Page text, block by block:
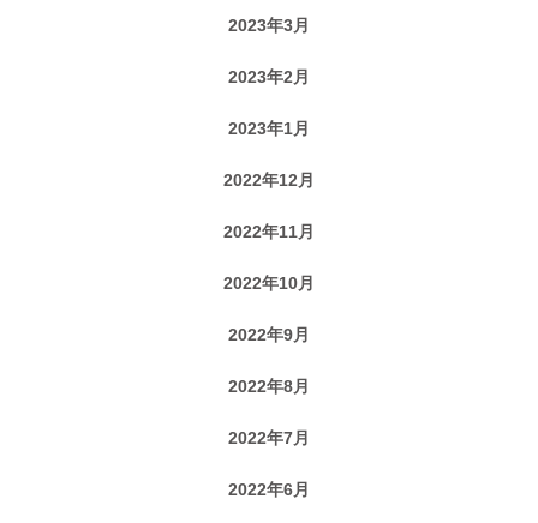
2023年3月
2023年2月
2023年1月
2022年12月
2022年11月
2022年10月
2022年9月
2022年8月
2022年7月
2022年6月